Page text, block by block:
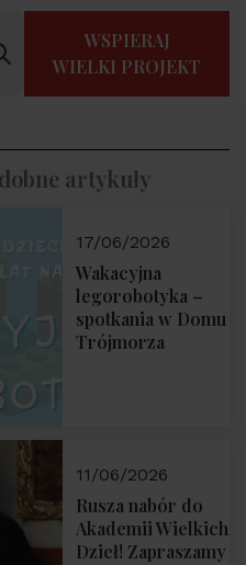
WSPIERAJ
WIELKI PROJEKT
artykuły
17/06/2026
Wakacyjna
legorobotyka –
spotkania w Domu
Trójmorza
11/06/2026
Rusza nabór do
Akademii Wielkich
Dzieł! Zapraszamy